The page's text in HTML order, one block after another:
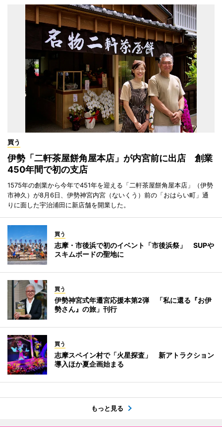
買う
伊勢「二軒茶屋餅角屋本店」が内宮前に出店 創業
450年間で初の支店
1575年の創業から今年で451年を迎える「二軒茶屋餅角屋本店」（伊勢
市神久）が8月6日、伊勢神宮内宮（ないくう）前の「おはらい町」通
りに面した宇治浦田に新店舗を開業した。
買う
志摩・市後浜で初のイベント「市後浜祭」 SUPや
スキムボードの聖地に
買う
伊勢神宮式年遷宮応援本第2弾 「私に還る『お伊
勢さん』の旅」刊行
買う
志摩スペイン村で「火星探査」 新アトラクション
導入ほか夏企画始まる
もっと見る